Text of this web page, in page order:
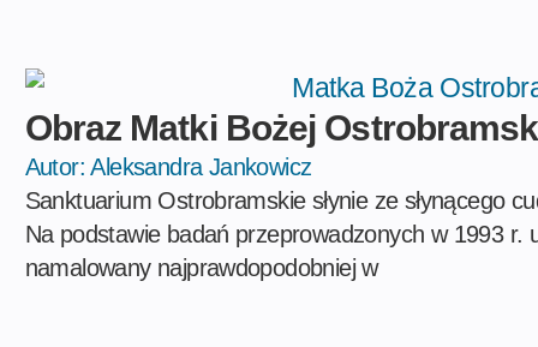
Obraz Matki Bożej
Autor: Aleksandra Jankowicz
Sanktuarium Ostrobramskie słynie ze słynącego
Na podstawie badań przeprowadzonych w 1993 r.
namalowany najprawdopodobniej w